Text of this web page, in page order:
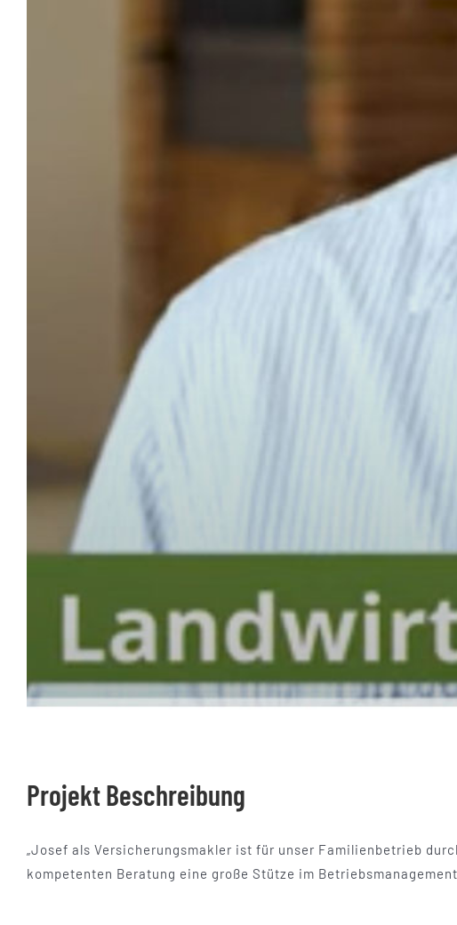
Projekt Beschreibung
„Josef als Versicherungsmakler ist für unser Familienbetrieb
kompetenten Beratung eine große Stütze im